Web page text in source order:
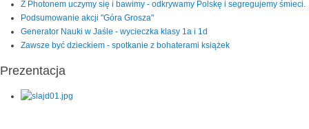
Z Photonem uczymy się i bawimy - odkrywamy Polskę i segregujemy śmieci.
Podsumowanie akcji "Góra Grosza"
Generator Nauki w Jaśle - wycieczka klasy 1a i 1d
Zawsze być dzieckiem - spotkanie z bohaterami książek
Prezentacja